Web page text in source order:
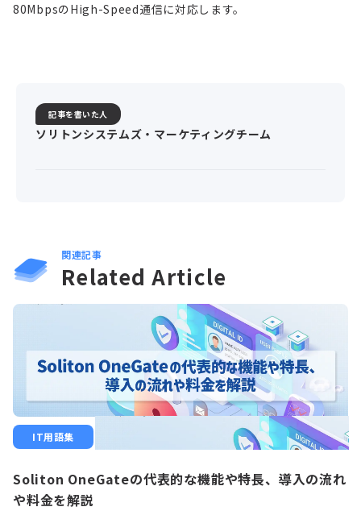
80MbpsのHigh-Speed通信に対応します。
記事を書いた人
ソリトンシステムズ・マーケティングチーム
関連記事
Related Article
IT用語集
Soliton OneGateの代表的な機能や特長、導入の流れ
や料金を解説